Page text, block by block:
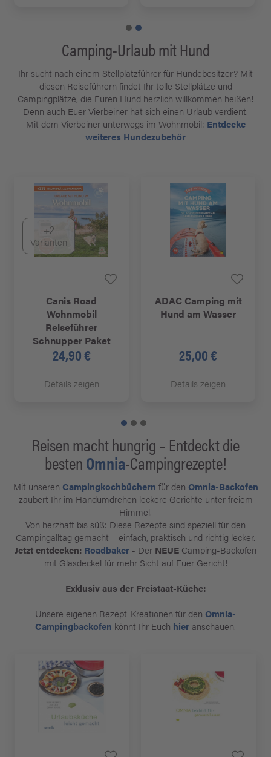
Camping-Urlaub mit Hund
Ihr sucht nach einem Stellplatzführer für Hundebesitzer? Mit
diesen Reiseführern findet Ihr tolle Stellplätze und
Campingplätze, die Euren Hund herzlich willkommen heißen!
Denn auch Euer Vierbeiner hat sich einen Urlaub verdient.
Mit dem Vierbeiner unterwegs im Wohnmobil: Entdecke
weiteres Hundezubehör
+2
Varianten
Canis Road
Wohnmobil
Reiseführer
Schnupper Paket
24,90 €
Details zeigen
ADAC Camping mit
Hund am Wasser
25,00 €
Details zeigen
Reisen macht hungrig – Entdeckt die
bestenOmnia-Campingrezepte!
Mit unseren Campingkochbüchern für den Omnia-Backofen
zaubert Ihr im Handumdrehen leckere Gerichte unter freiem
Himmel.
Von herzhaft bis süß: Diese Rezepte sind speziell für den
Campingalltag gemacht – einfach, praktisch und richtig lecker.
Jetzt entdecken: Roadbaker - Der NEUE Camping-Backofen
mit Glasdeckel für mehr Sicht auf Euer Gericht!
Exklusiv aus der Freistaat-Küche:
Unsere eigenen Rezept-Kreationen für den Omnia-
Campingbackofen könnt Ihr Euch hier anschauen.